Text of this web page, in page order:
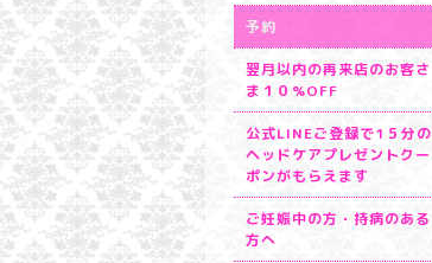
予約
翌月以内の再来店のお客さ
ま１０%OFF
公式LINEご登録で1５分の
ヘッドケアプレゼントクー
ポンがもらえます
ご妊娠中の方・持病のある
方へ